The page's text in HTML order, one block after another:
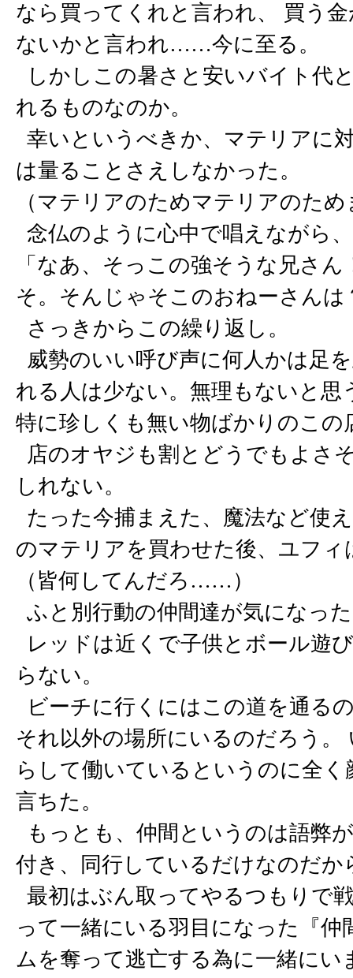
なら買ってくれと言われ、 買う
ないかと言われ……今に至る。
しかしこの暑さと安いバイト代
れるものなのか。
幸いというべきか、マテリアに
は量ることさえしなかった。
（マテリアのためマテリアのた
念仏のように心中で唱えながら
「なあ、そっこの強そうな兄さ
そ。そんじゃそこのおねーさん
さっきからこの繰り返し。
威勢のいい呼び声に何人かは足
れる人は少ない。無理もないと
特に珍しくも無い物ばかりのこ
店のオヤジも割とどうでもよさ
しれない。
たった今捕まえた、魔法など使
のマテリアを買わせた後、ユフ
（皆何してんだろ……）
ふと別行動の仲間達が気になっ
レッドは近くで子供とボール遊
らない。
ビーチに行くにはこの道を通る
それ以外の場所にいるのだろう
らして働いているというのに全
言ちた。
もっとも、仲間というのは語弊
付き、同行しているだけなのだか
最初はぶん取ってやるつもりで
って一緒にいる羽目になった『
ムを奪って逃亡する為に一緒に